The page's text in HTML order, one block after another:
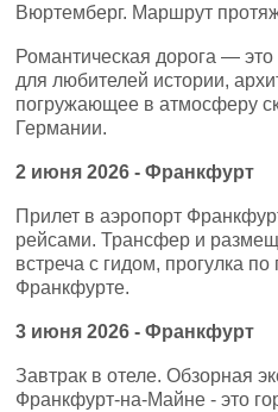
Вюртемберг. Маршрут
Романтическая дорога —
для любителей истории,
погружающее в атмосферу
Германии.
2 июня 2026 -Франкфурт
Прилет в аэропорт
рейсами. Трансфер и
встреча с гидом, прогулка по
Франкфурте.
3 июня2026 -Франкфурт
Завтрак в отеле. Обзорная
Франкфурт-на-Майне - это